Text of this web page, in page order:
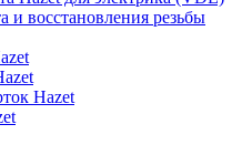
и восстановления резьбы
Hazet